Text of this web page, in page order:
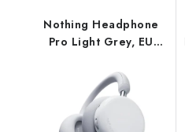
Nothing Headphone
Pro Light Grey, EU